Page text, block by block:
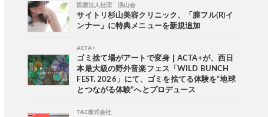
医療法人社団 渓山会
サイトリ杉山美容クリニック、「膣フル(R)イ
ンナー」に特典メニューを新規追加
ACTA+
ゴミ捨て場がアートで変身｜ACTA+が、西日
本最大級の野外音楽フェス「WILD BUNCH
FEST. 2026」にて、ゴミを捨てる体験を“地球
とつながる体験”へとプロデュース
TAC株式会社